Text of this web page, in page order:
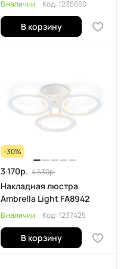
В наличии Код: 1235660
В корзину
-30%
3 170р. 4 530р.
Накладная люстра
Ambrella Light FA8942
В наличии Код: 1237425
В корзину